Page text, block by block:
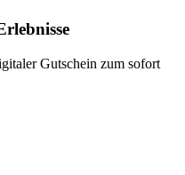
Gutschein zum sofort